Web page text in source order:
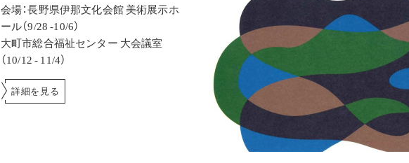
会場：長野県伊那文化会館 美術展示ホ
ール（9/28 -10/6）
大町市総合福祉センター 大会議室
（10/12 - 11/4）
詳細を見る